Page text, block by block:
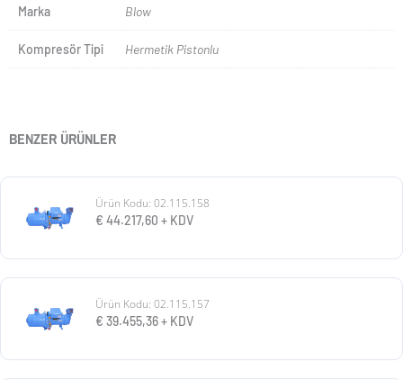
Marka Blow
Kompresör Tipi Hermetik Pistonlu
BENZER ÜRÜNLER
Ürün Kodu: 02.115.158
€ 44.217,60 + KDV
Ürün Kodu: 02.115.157
€ 39.455,36+ KDV